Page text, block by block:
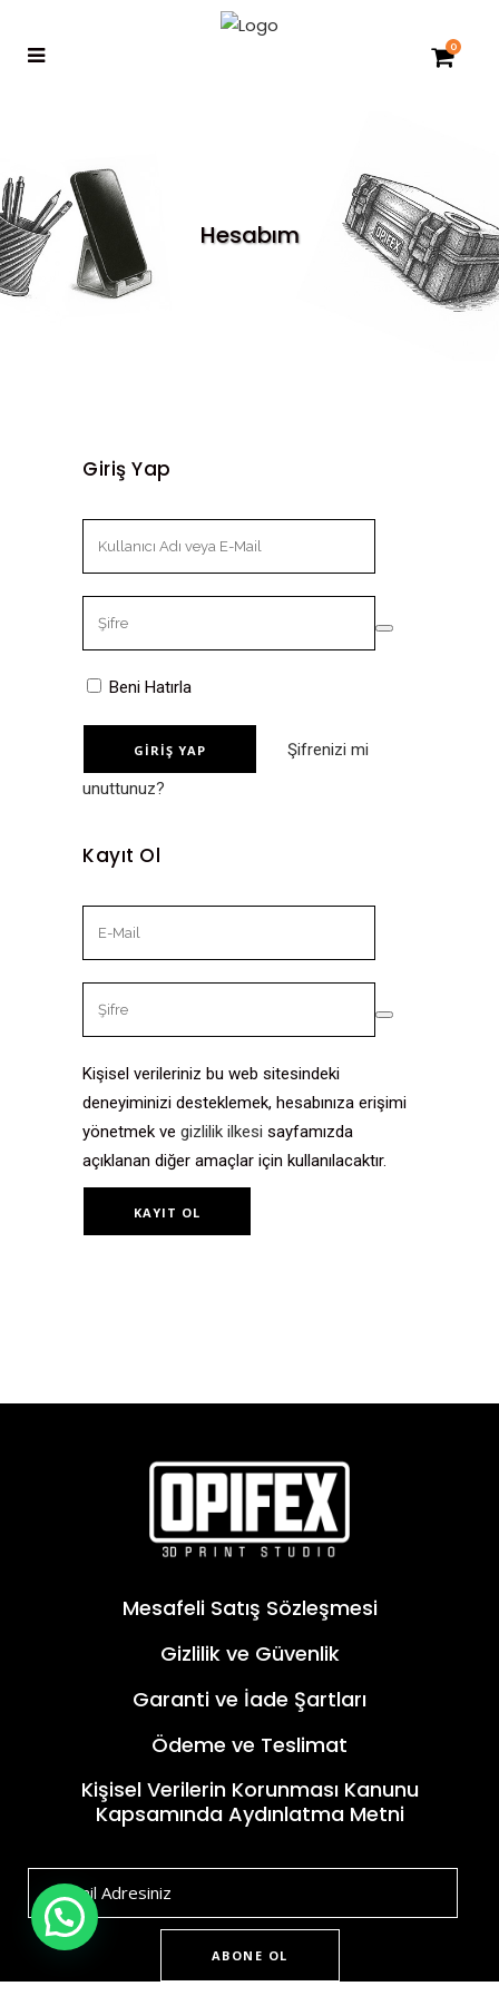
0
Hesabım
Giriş Yap
Beni Hatırla
Şifrenizi mi
unuttunuz?
Kayıt Ol
Kişisel verileriniz bu web sitesindeki
deneyiminizi desteklemek, hesabınıza erişimi
yönetmek ve gizlilik ilkesi sayfamızda
açıklanan diğer amaçlar için kullanılacaktır.
Mesafeli Satış Sözleşmesi
Gizlilik ve Güvenlik
Garanti ve İade Şartları
Ödeme ve Teslimat
Kişisel Verilerin Korunması Kanunu
Kapsamında Aydınlatma Metni